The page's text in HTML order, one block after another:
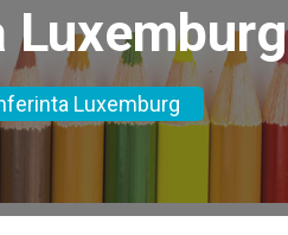
Luxemburg
Luxemburg